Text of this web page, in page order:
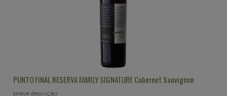
PUNTO FINAL RESERVA FAMILY SIGNATURE Cabernet Sauvignon
breve descrição ..